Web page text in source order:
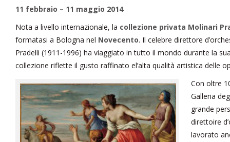
11 febbraio – 11 maggio 2014
Nota a livello internazionale, la collezione privata Molinari
formatasi a Bologna nel Novecento. Il celebre direttore
Pradelli (1911-1996) ha viaggiato in tutto il mondo durante la
collezione riflette il gusto raffinato el’alta qualità artistica delle
Con oltre
Galleria
grande
direttoire
lavorato